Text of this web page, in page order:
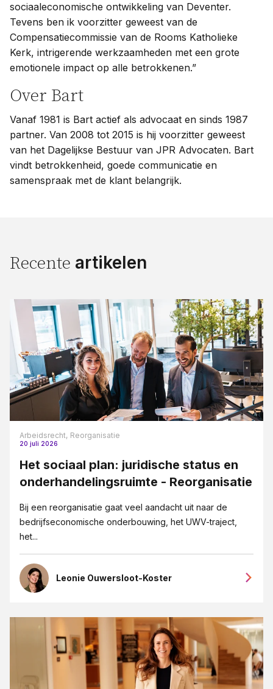
sociaaleconomische ontwikkeling van Deventer.
Tevens ben ik voorzitter geweest van de
Compensatiecommissie van de Rooms Katholieke
Kerk, intrigerende werkzaamheden met een grote
emotionele impact op alle betrokkenen.”
Over Bart
Vanaf 1981 is Bart actief als advocaat en sinds 1987
partner. Van 2008 tot 2015 is hij voorzitter geweest
van het Dagelijkse Bestuur van JPR Advocaten. Bart
vindt betrokkenheid, goede communicatie en
samenspraak met de klant belangrijk.
Recente artikelen
Arbeidsrecht, Reorganisatie
20 juli 2026
Het sociaal plan: juridische status en
onderhandelingsruimte - Reorganisatie
Bij een reorganisatie gaat veel aandacht uit naar de
bedrijfseconomische onderbouwing, het UWV-traject,
het...
Leonie Ouwersloot-Koster